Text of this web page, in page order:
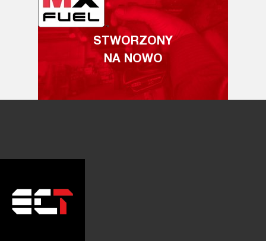
STWORZONY
NA NOWO